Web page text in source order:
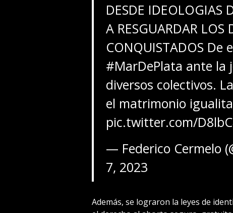
DESDE IDEOLOGIAS
A RESGUARDAR LOS
CONQUISTADOS
#MarDePlata ante la
diversos colectivos.
el matrimonio
pic.twitter.com/
— Federico Cermelo
7, 2023
Además, se lograron la leyes de